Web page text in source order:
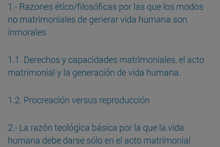
1.- Razones ético/filosóficas por las que los modos
no matrimoniales de generar vida humana son
inmorales
1.1. Derechos y capacidades matrimoniales, el acto
matrimonial y la generación de vida humana.
1.2. Procreación versus reproducción
2.- La razón teológica básica por la que la vida
humana debe darse sólo en el acto matrimonial